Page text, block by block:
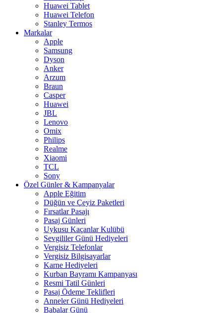
Huawei Tablet
Huawei Telefon
Stanley Termos
Markalar
Apple
Samsung
Dyson
Anker
Arzum
Braun
Casper
Huawei
JBL
Lenovo
Omix
Philips
Realme
Xiaomi
TCL
Sony
Özel Günler & Kampanyalar
Apple Eğitim
Düğün ve Çeyiz Paketleri
Fırsatlar Pasajı
Pasaj Günleri
Uykusu Kaçanlar Kulübü
Sevgililer Günü Hediyeleri
Vergisiz Telefonlar
Vergisiz Bilgisayarlar
Karne Hediyeleri
Kurban Bayramı Kampanyası
Resmi Tatil Günleri
Pasaj Ödeme Teklifleri
Anneler Günü Hediyeleri
Babalar Günü